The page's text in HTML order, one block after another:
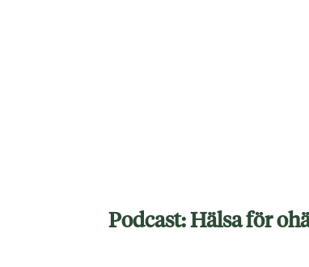
Podcast: Hälsa för